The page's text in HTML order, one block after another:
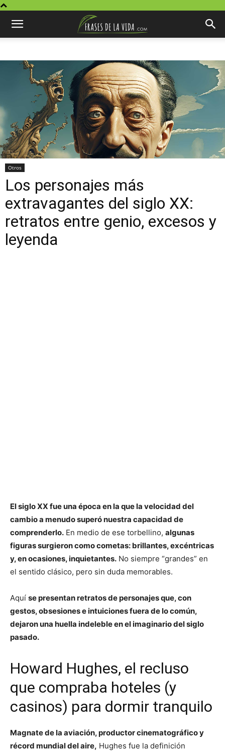
Otros
Los personajes más
extravagantes del siglo XX:
retratos entre genio, excesos y
leyenda
El siglo XX fue una época en la que la velocidad del
cambio a menudo superó nuestra capacidad de
comprenderlo. En medio de ese torbellino, algunas
figuras surgieron como cometas: brillantes, excéntricas
y, en ocasiones, inquietantes. No siempre “grandes” en
el sentido clásico, pero sin duda memorables.
Aquí se presentan retratos de personajes que, con
gestos, obsesiones e intuiciones fuera de lo común,
dejaron una huella indeleble en el imaginario del siglo
pasado.
Howard Hughes, el recluso
que compraba hoteles (y
casinos) para dormir tranquilo
Magnate de la aviación, productor cinematográfico y
récord mundial del aire, Hughes fue la definición